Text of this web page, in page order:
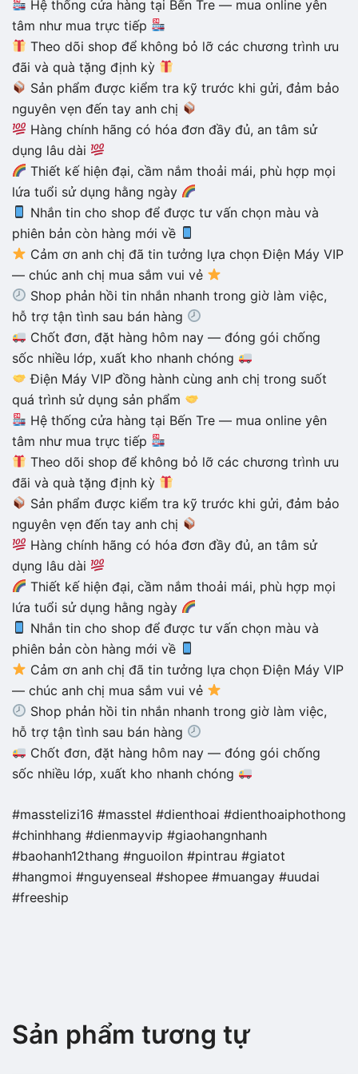
Hệ thống cửa hàng tại Bến Tre — mua online yên
tâm như mua trực tiếp
Theo dõi shop để không bỏ lỡ các chương trình ưu
đãi và quà tặng định kỳ
Sản phẩm được kiểm tra kỹ trước khi gửi, đảm bảo
nguyên vẹn đến tay anh chị
Hàng chính hãng có hóa đơn đầy đủ, an tâm sử
dụng lâu dài
Thiết kế hiện đại, cầm nắm thoải mái, phù hợp mọi
lứa tuổi sử dụng hằng ngày
Nhắn tin cho shop để được tư vấn chọn màu và
phiên bản còn hàng mới về
Cảm ơn anh chị đã tin tưởng lựa chọn Điện Máy VIP
— chúc anh chị mua sắm vui vẻ
Shop phản hồi tin nhắn nhanh trong giờ làm việc,
hỗ trợ tận tình sau bán hàng
Chốt đơn, đặt hàng hôm nay — đóng gói chống
sốc nhiều lớp, xuất kho nhanh chóng
Điện Máy VIP đồng hành cùng anh chị trong suốt
quá trình sử dụng sản phẩm
Hệ thống cửa hàng tại Bến Tre — mua online yên
tâm như mua trực tiếp
Theo dõi shop để không bỏ lỡ các chương trình ưu
đãi và quà tặng định kỳ
Sản phẩm được kiểm tra kỹ trước khi gửi, đảm bảo
nguyên vẹn đến tay anh chị
Hàng chính hãng có hóa đơn đầy đủ, an tâm sử
dụng lâu dài
Thiết kế hiện đại, cầm nắm thoải mái, phù hợp mọi
lứa tuổi sử dụng hằng ngày
Nhắn tin cho shop để được tư vấn chọn màu và
phiên bản còn hàng mới về
Cảm ơn anh chị đã tin tưởng lựa chọn Điện Máy VIP
— chúc anh chị mua sắm vui vẻ
Shop phản hồi tin nhắn nhanh trong giờ làm việc,
hỗ trợ tận tình sau bán hàng
Chốt đơn, đặt hàng hôm nay — đóng gói chống
sốc nhiều lớp, xuất kho nhanh chóng
#masstelizi16 #masstel #dienthoai #dienthoaiphothong
#chinhhang #dienmayvip #giaohangnhanh
#baohanh12thang #nguoilon #pintrau #giatot
#hangmoi #nguyenseal #shopee #muangay #uudai
#freeship
Sản phẩm tương tự